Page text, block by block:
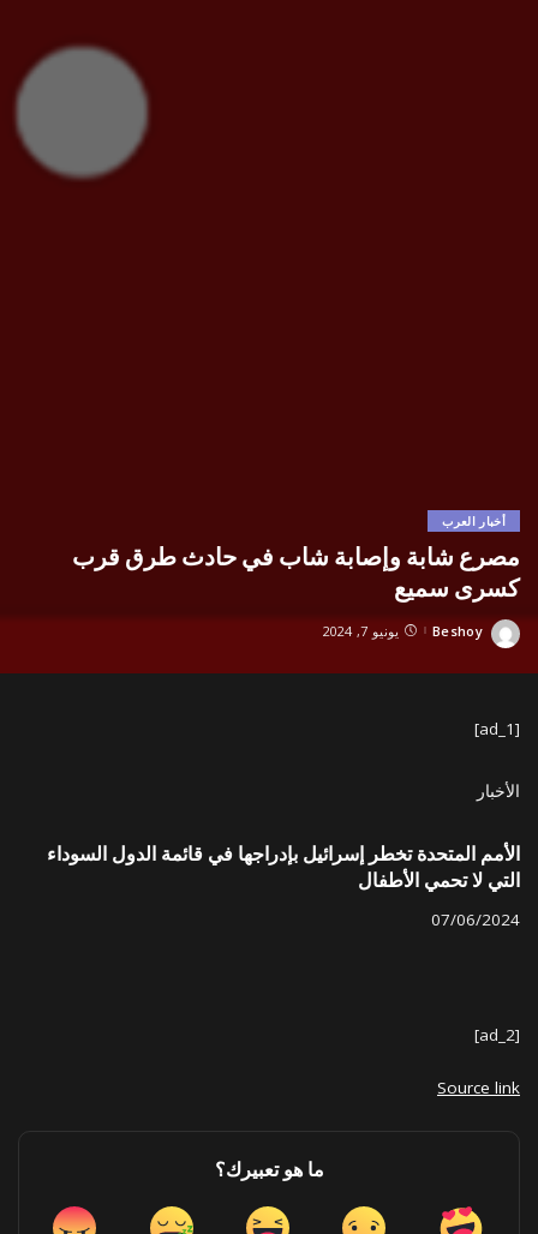
أخبار العرب
مصرع شابة وإصابة شاب في حادث طرق قرب
كسرى سميع
Posted
Beshoy يونيو 7, 2024
[ad_1]
الأخبار
الأمم المتحدة تخطر إسرائيل بإدراجها في قائمة الدول السوداء
التي لا تحمي الأطفال
07/06/2024
[ad_2]
Source link
ما هو تعبيرك؟